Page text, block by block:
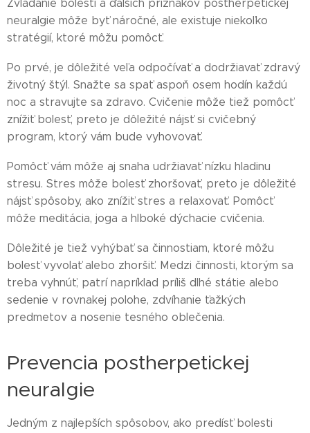
Zvládanie bolesti a ďalších príznakov postherpetickej
neuralgie môže byť náročné, ale existuje niekoľko
stratégií, ktoré môžu pomôcť.
Po prvé, je dôležité veľa odpočívať a dodržiavať zdravý
životný štýl. Snažte sa spať aspoň osem hodín každú
noc a stravujte sa zdravo. Cvičenie môže tiež pomôcť
znížiť bolesť, preto je dôležité nájsť si cvičebný
program, ktorý vám bude vyhovovať.
Pomôcť vám môže aj snaha udržiavať nízku hladinu
stresu. Stres môže bolesť zhoršovať, preto je dôležité
nájsť spôsoby, ako znížiť stres a relaxovať. Pomôcť
môže meditácia, joga a hlboké dýchacie cvičenia.
Dôležité je tiež vyhýbať sa činnostiam, ktoré môžu
bolesť vyvolať alebo zhoršiť. Medzi činnosti, ktorým sa
treba vyhnúť, patrí napríklad príliš dlhé státie alebo
sedenie v rovnakej polohe, zdvíhanie ťažkých
predmetov a nosenie tesného oblečenia.
Prevencia postherpetickej
neuralgie
Jedným z najlepších spôsobov, ako predísť bolesti